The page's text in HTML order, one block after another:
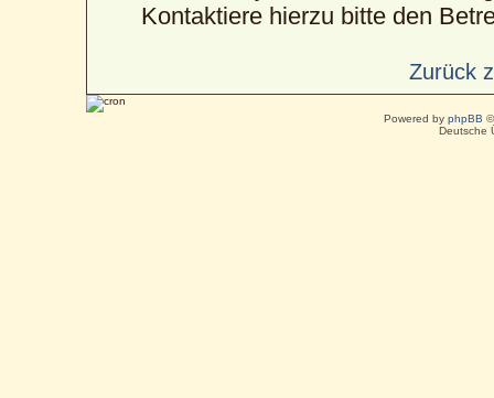
Kontaktiere hierzu bitte den
Zurück
Powered by phpBB
Deutsche